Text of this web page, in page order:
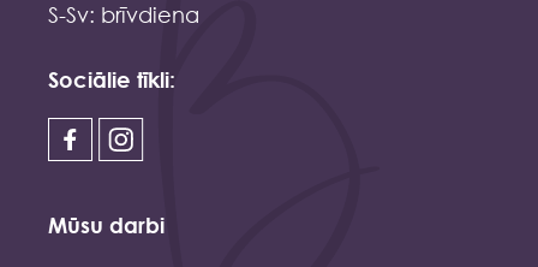
S-Sv: brīvdiena
Sociālie tīkli:
Mūsu darbi